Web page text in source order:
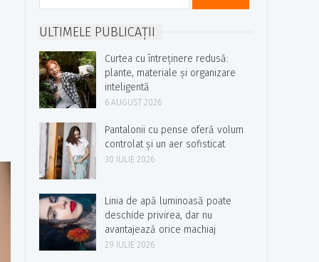
după:
ULTIMELE PUBLICAȚII
Curtea cu întreținere redusă:
plante, materiale și organizare
inteligentă
6 AUGUST 2026
Pantalonii cu pense oferă volum
controlat și un aer sofisticat
30 IULIE 2026
Linia de apă luminoasă poate
deschide privirea, dar nu
avantajează orice machiaj
29 IULIE 2026